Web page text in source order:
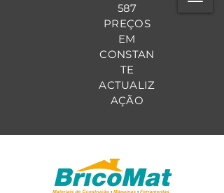
587
PREÇOS
EM
CONSTAN
TE
ACTUALIZ
AÇÃO